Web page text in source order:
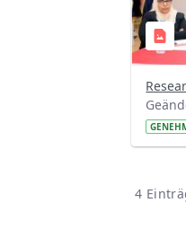
4